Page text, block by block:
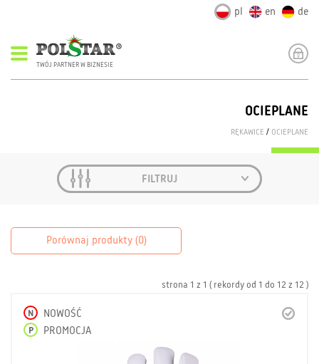
pl en de
TWÓJ PARTNER W BIZNESIE
OCIEPLANE
RĘKAWICE / OCIEPLANE
FILTRUJ
Porównaj produkty (0)
strona 1 z 1 ( rekordy od 1 do 12 z 12 )
N NOWOŚĆ
P PROMOCJA